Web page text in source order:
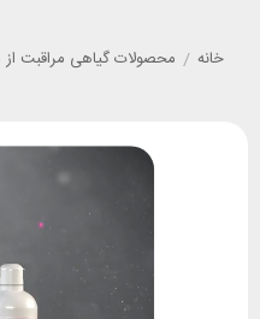
خانه / محصولات گیاهی مراقبت از